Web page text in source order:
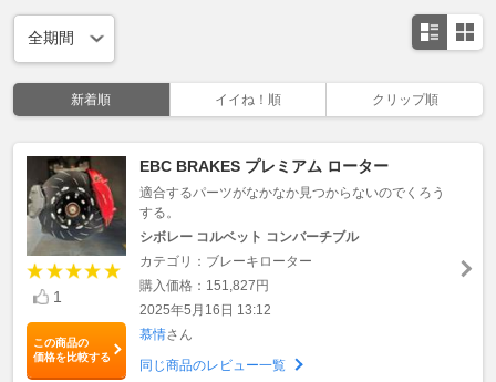
新着順 イイね！順 クリップ順
1
この商品の
価格を比較する
EBC BRAKES プレミアム ローター
適合するパーツがなかなか見つからないのでくろう
する。
シボレー コルベット コンバーチブル
カテゴリ：ブレーキローター
購入価格：151,827円
2025年5月16日 13:12
慕情さん
同じ商品のレビュー一覧